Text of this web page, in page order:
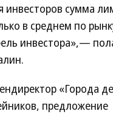
инвесторов сумма
в среднем по
инвестора»,—
«Города
предложение